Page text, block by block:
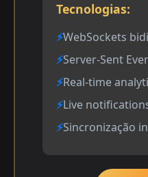
Tecnologias:
WebSockets
Server-Sent
Real-time
Live
Sincronização